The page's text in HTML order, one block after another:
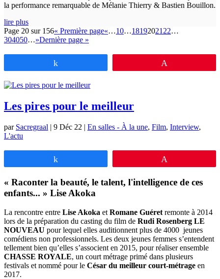
la performance remarquable de Mélanie Thierry & Bastien Bouillon.
lire plus
Page 20 sur 156« Première page«…10…18192021 22…
304050…»Dernière page »
Les pires pour le meilleur
par Sacregraal | 9 Déc 22 | En salles - À la une, Film, Interview,
L'actu
« Raconter la beauté, le talent, l'intelligence de ces
enfants... » Lise Akoka
La rencontre entre Lise Akoka et Romane Guéret remonte à 2014
lors de la préparation du casting du film de Rudi Rosenberg LE
NOUVEAU pour lequel elles auditionnent plus de 4000 jeunes
comédiens non professionnels. Les deux jeunes femmes s’entendent
tellement bien qu’elles s’associent en 2015, pour réaliser ensemble
CHASSE ROYALE, un court métrage primé dans plusieurs
festivals et nommé pour le César du meilleur court-métrage en
2017.